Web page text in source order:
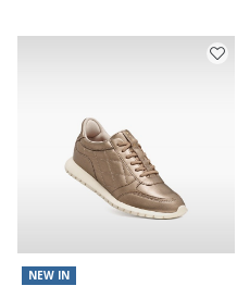
NEW IN